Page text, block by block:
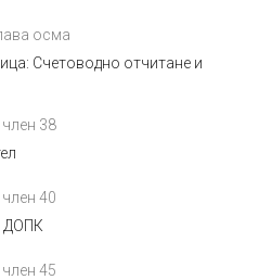
осма
Счетоводно отчитане и
член 38
член 40
ДОПК
член 45